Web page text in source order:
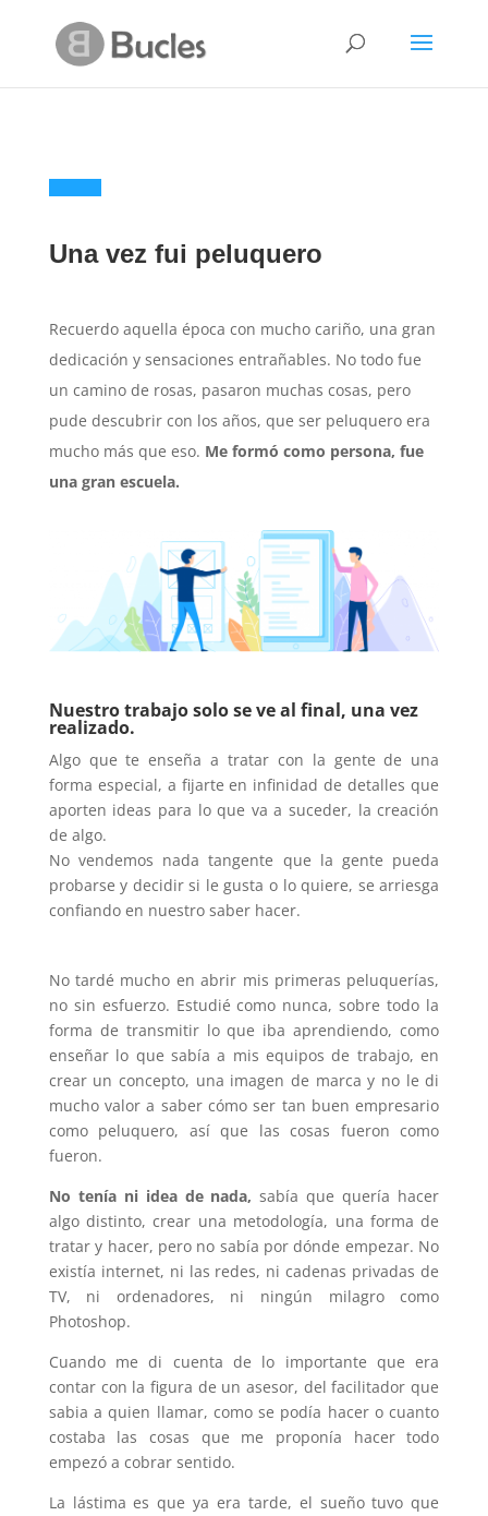
Una vez fui peluquero
Recuerdo aquella época con mucho cariño, una gran
dedicación y sensaciones entrañables. No todo fue
un camino de rosas, pasaron muchas cosas, pero
pude descubrir con los años, que ser peluquero era
mucho más que eso. Me formó como persona, fue
una gran escuela.
Nuestro trabajo solo se ve al final, una vez
realizado.
Algo que te enseña a tratar con la gente de una
forma especial, a fijarte en infinidad de detalles que
aporten ideas para lo que va a suceder, la creación
de algo.
No vendemos nada tangente que la gente pueda
probarse y decidir si le gusta o lo quiere, se arriesga
confiando en nuestro saber hacer.
No tardé mucho en abrir mis primeras peluquerías,
no sin esfuerzo. Estudié como nunca, sobre todo la
forma de transmitir lo que iba aprendiendo, como
enseñar lo que sabía a mis equipos de trabajo, en
crear un concepto, una imagen de marca y no le di
mucho valor a saber cómo ser tan buen empresario
como peluquero, así que las cosas fueron como
fueron.
No tenía ni idea de nada, sabía que quería hacer
algo distinto, crear una metodología, una forma de
tratar y hacer, pero no sabía por dónde empezar. No
existía internet, ni las redes, ni cadenas privadas de
TV, ni ordenadores, ni ningún milagro como
Photoshop.
Cuando me di cuenta de lo importante que era
contar con la figura de un asesor, del facilitador que
sabia a quien llamar, como se podía hacer o cuanto
costaba las cosas que me proponía hacer todo
empezó a cobrar sentido.
La lástima es que ya era tarde, el sueño tuvo que